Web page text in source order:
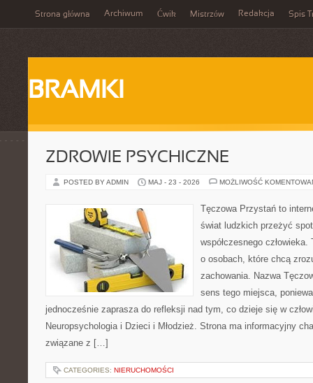
Strona główna Archiwum Ćwik Mistrzów Redakcja Spis
BRAMKI
ZDROWIE PSYCHICZNE
POSTED BY ADMIN MAJ - 23 - 2026 MOŻLIWOŚĆ
Tęczowa Przystań to
świat ludzkich przeżyć
współczesnego
o osobach, które chcą
zachowania. Nazwa
sens tego miejsca,
jednocześnie zaprasza do refleksji nad tym, co dzieje się w
Neuropsychologia i Dzieci i Młodzież. Strona ma informacyjny
związane z […]
CATEGORIES: NIERUCHOMOŚCI